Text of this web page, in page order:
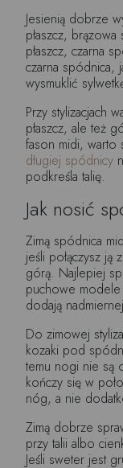
Jesienią dobrze
płaszcz,
płaszcz, czarna
czarna spódnica,
wysmuklić
Przy stylizacjach
płaszcz, ale też
fason midi, warto
długiej spódnicy
podkreśla talię.
Jak nosić
Zimą spódnica
jeśli połączysz ją
górą. Najlepiej
puchowe
dodają
Do zimowej
kozaki pod
temu nogi nie są
kończy się w
nóg, a nie
Zimą dobrze
przy talii albo
Jeśli sweter jest